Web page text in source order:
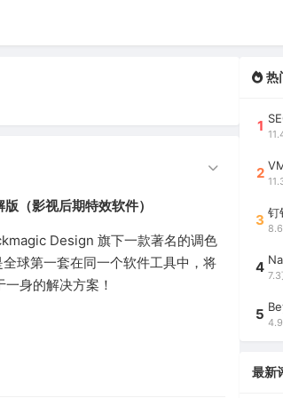
（影视后期特效软件）
Design 旗下一款著名的调色
全球第一套在同一个软件工具中，将
身的解决方案！
热
1
2
3
4
5
最新